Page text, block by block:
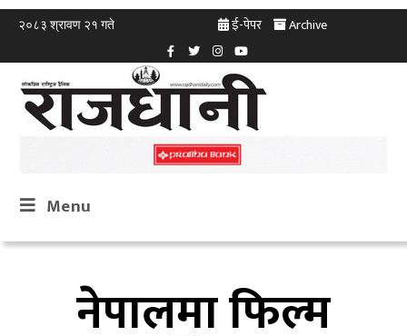
२०८३ श्रावण २१ गते ई-पेपर Archive
Menu
नेपालमा फिल्म